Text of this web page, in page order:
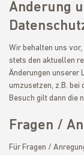
Änderung
Wir behalten uns
stets den aktuellen
Änderungen unserer
umzusetzen, z.B. bei
Besuch gilt dann die
Fragen /
Für Fragen /